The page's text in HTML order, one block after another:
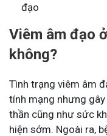
đạo
Viêm âm đạo
không?
Tình trạng viêm âm
tính mạng nhưng
thần cũng như sức
hiện sớm. Ngoài ra,